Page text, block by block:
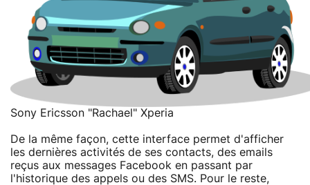
Sony Ericsson "Rachael" Xperia
De la même façon, cette interface permet d'afficher
les dernières activités de ses contacts, des emails
reçus aux messages Facebook en passant par
l'historique des appels ou des SMS. Pour le reste,